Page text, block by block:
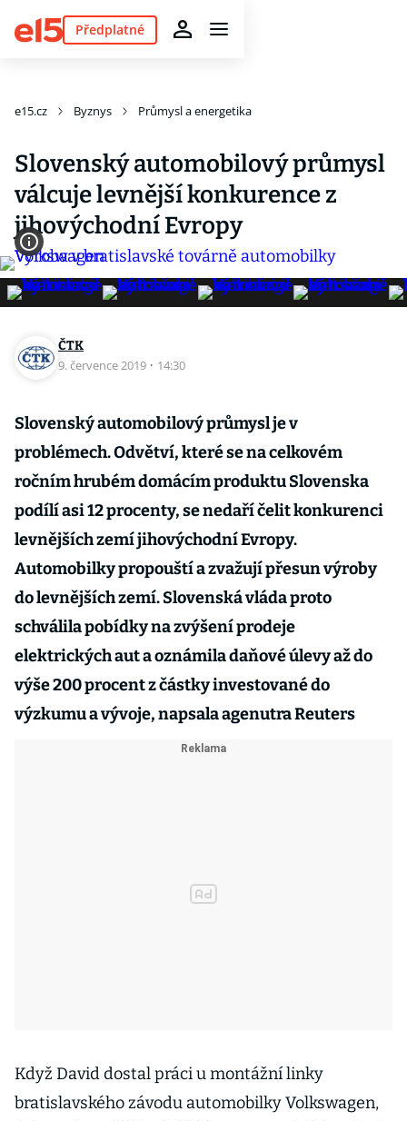
Předplatné
e15.cz Byznys Průmysl a energetika
Slovenský automobilový průmysl
válcuje levnější konkurence z
jihovýchodní Evropy
ČTK
9. července 2019 · 14:30
Slovenský automobilový průmysl je v
problémech. Odvětví, které se na celkovém
ročním hrubém domácím produktu Slovenska
podílí asi 12 procenty, se nedaří čelit konkurenci
levnějších zemí jihovýchodní Evropy.
Automobilky propouští a zvažují přesun výroby
do levnějších zemí. Slovenská vláda proto
schválila pobídky na zvýšení prodeje
elektrických aut a oznámila daňové úlevy až do
výše 200 procent z částky investované do
výzkumu a vývoje, napsala agenutra Reuters
Když David dostal práci u montážní linky
bratislavského závodu automobilky Volkswagen,